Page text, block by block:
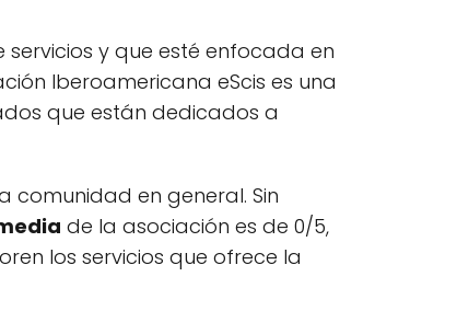
y que esté enfocada en
Iberoamericana eScis es una
que están dedicados a
comunidad en general. Sin
de la asociación es de 0/5,
los servicios que ofrece la